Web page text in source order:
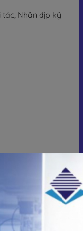
tác, Nhân dịp kỷ